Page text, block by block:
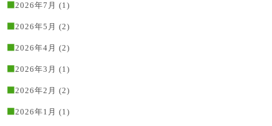
2026年7月 (1)
2026年5月 (2)
2026年4月 (2)
2026年3月 (1)
2026年2月 (2)
2026年1月 (1)